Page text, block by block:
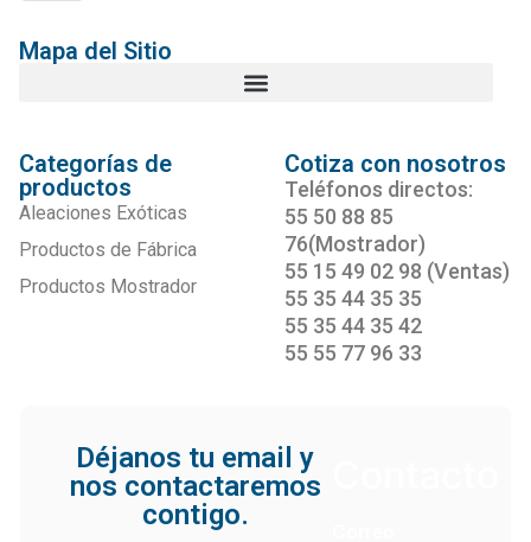
Mapa del Sitio
Categorías de
productos
Aleaciones Exóticas
Productos de Fábrica
Productos Mostrador
Cotiza con nosotros
Teléfonos directos:
55 50 88 85
76(Mostrador)
55 15 49 02 98 (Ventas)
55 35 44 35 35
55 35 44 35 42
55 55 77 96 33
Déjanos tu email y
nos contactaremos
contigo.